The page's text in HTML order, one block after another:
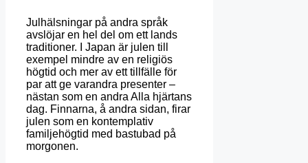
Julhälsningar på andra språk
avslöjar en hel del om ett lands
traditioner.
I Japan är julen till
exempel mindre av en religiös
högtid och mer av ett tillfälle för
par att ge varandra presenter –
nästan som en andra Alla hjärtans
dag. Finnarna, å andra sidan, firar
julen som en kontemplativ
familjehögtid med bastubad på
morgonen.